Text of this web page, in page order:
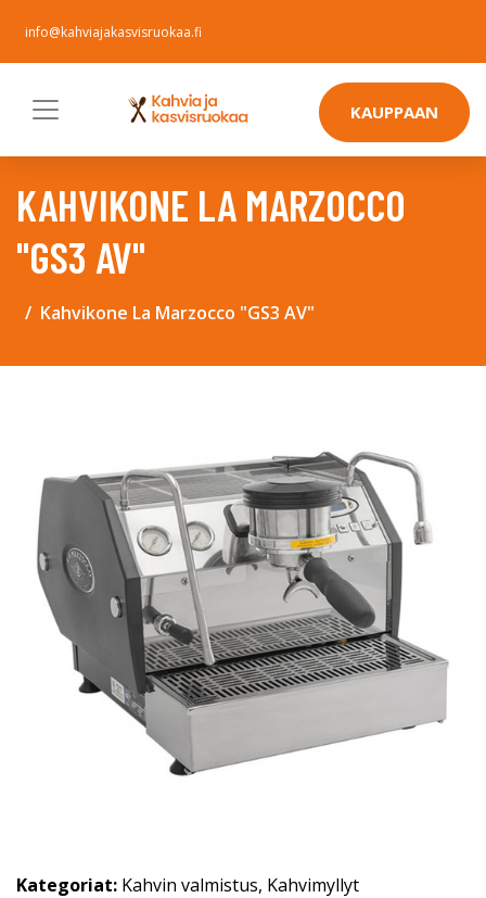
info@kahviajakasvisruokaa.fi
KAUPPAAN
KAHVIKONE LA MARZOCCO
"GS3 AV"
Kahvikone La Marzocco "GS3 AV"
Kategoriat: Kahvin valmistus, Kahvimyllyt